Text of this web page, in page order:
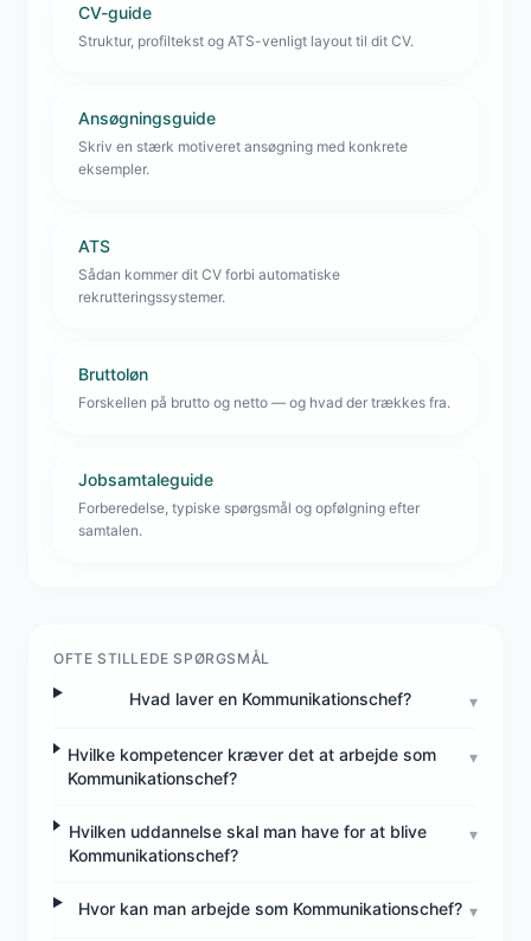
CV-guide
Struktur, profiltekst og ATS-venligt layout til dit CV.
Ansøgningsguide
Skriv en stærk motiveret ansøgning med konkrete
eksempler.
ATS
Sådan kommer dit CV forbi automatiske
rekrutteringssystemer.
Bruttoløn
Forskellen på brutto og netto — og hvad der trækkes fra.
Jobsamtaleguide
Forberedelse, typiske spørgsmål og opfølgning efter
samtalen.
OFTE STILLEDE SPØRGSMÅL
Hvad laver en Kommunikationschef? ▾
Hvilke kompetencer kræver det at arbejde som
Kommunikationschef?
▾
Hvilken uddannelse skal man have for at blive
Kommunikationschef?
▾
Hvor kan man arbejde som Kommunikationschef? ▾